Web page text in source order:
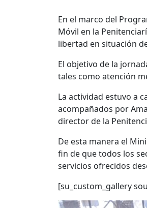
En el marco del
Móvil en la
libertad en situación
El objetivo de la
tales como atención
La actividad estuvo a
acompañados por
director de la
De esta manera el
fin de que todos los
servicios ofrecidos
[su_custom_gallery